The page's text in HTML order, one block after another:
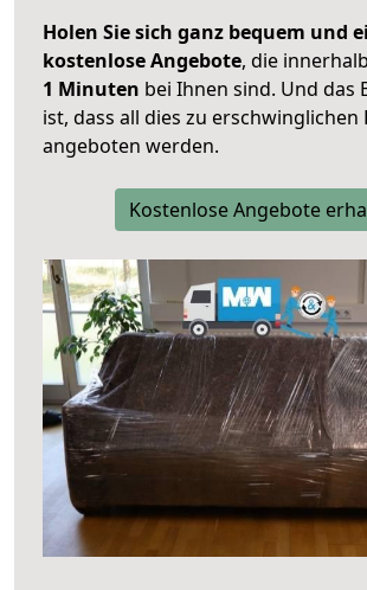
Holen Sie sich ganz bequem und
kostenlose Angebote, die
1 Minuten bei Ihnen sind. Und das
ist, dass all dies zu erschwinglichen
angeboten werden.
Kostenlose Angebote